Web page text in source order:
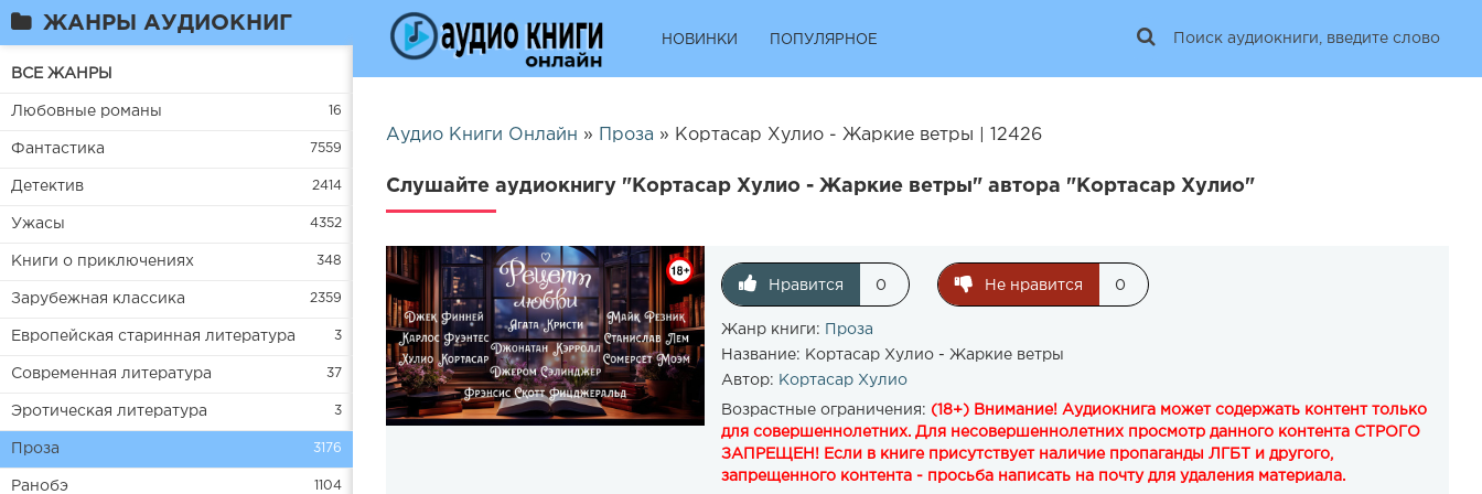
ЖАНРЫ АУДИОКНИГ
ВСЕ ЖАНРЫ
Любовные романы 16
Фантастика 7559
Детектив 2414
Ужасы 4352
Книги о приключениях 348
Зарубежная классика 2359
Европейская старинная литература 3
Современная литература 37
Эротическая литература 3
Проза 3176
Ранобэ 1104
НОВИНКИ ПОПУЛЯРНОЕ
Аудио Книги Онлайн » Проза » Кортасар Хулио - Жаркие ветры | 12426
Слушайте аудиокнигу "Кортасар Хулио - Жаркие ветры" автора "Кортасар Хулио"
Нравится 0 Не нравится 0
Жанр книги:
Проза
Название: Кортасар Хулио - Жаркие ветры
Автор: Кортасар Хулио
Возрастные ограничения: (18+) Внимание! Аудиокнига может содержать контент только
для совершеннолетних. Для несовершеннолетних просмотр данного контента СТРОГО
ЗАПРЕЩЕН! Если в книге присутствует наличие пропаганды ЛГБТ и другого,
запрещенного контента - просьба написать на почту для удаления материала.